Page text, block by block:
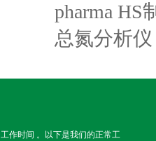
pharma HS
总氮分析仪
作时间 。以下是我们的正常工